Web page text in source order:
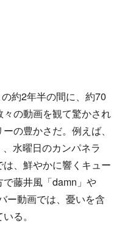
約2年半の間に、約70
の動画を観て驚かされ
の豊かさだ。例えば、
水曜日のカンパネラ
は、鮮やかに響くキュー
で藤井風「damn」や
ー動画では、憂いを含
る。